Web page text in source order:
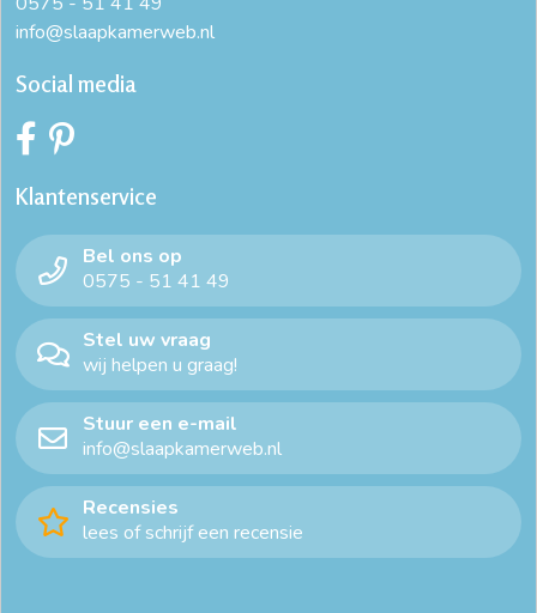
info@slaapkamerweb.nl
Social media
Klantenservice
Bel ons op
0575 - 51 41 49
Stel uw vraag
wij helpen u graag!
Stuur een e-mail
info@slaapkamerweb.nl
Recensies
lees of schrijf een recensie